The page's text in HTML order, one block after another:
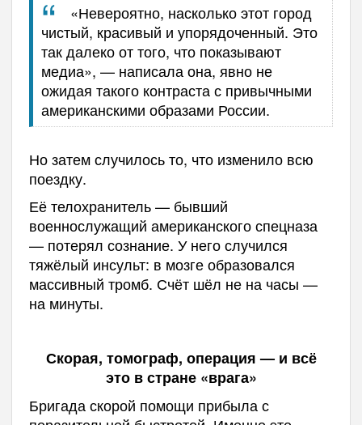
«Невероятно, насколько этот город
чистый, красивый и упорядоченный. Это
так далеко от того, что показывают
медиа», — написала она, явно не
ожидая такого контраста с привычными
американскими образами России.
Но затем случилось то, что изменило всю
поездку.
Её телохранитель — бывший
военнослужащий американского спецназа
— потерял сознание. У него случился
тяжёлый инсульт: в мозге образовался
массивный тромб. Счёт шёл не на часы —
на минуты.
Скорая, томограф, операция — и всё
это в стране «врага»
Бригада скорой помощи прибыла с